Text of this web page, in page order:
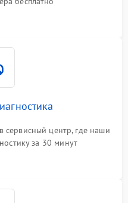
сервисный центр, где наши
за 30 минут